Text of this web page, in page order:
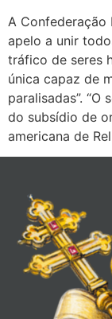
A Confederação
apelo a unir
tráfico de seres
única capaz de
paralisadas”. “O
do subsídio de
americana de